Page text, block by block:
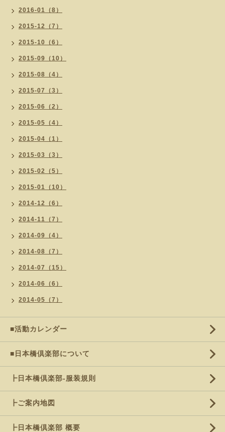
2016-01（8）
2015-12（7）
2015-10（6）
2015-09（10）
2015-08（4）
2015-07（3）
2015-06（2）
2015-05（4）
2015-04（1）
2015-03（3）
2015-02（5）
2015-01（10）
2014-12（6）
2014-11（7）
2014-09（4）
2014-08（7）
2014-07（15）
2014-06（6）
2014-05（7）
■活動カレンダー
■日本橋倶楽部について
┣日本橋倶楽部-服装規則
┣ご案内地図
┣日本橋倶楽部 概要